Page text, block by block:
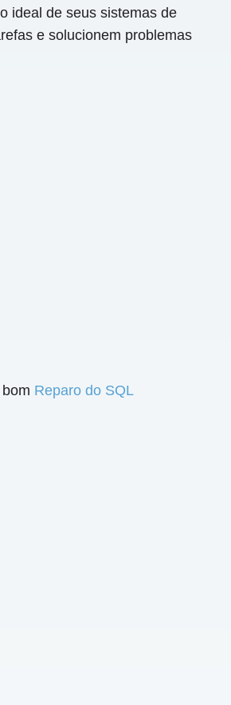
ideal de seus sistemas de
e solucionem problemas
Reparo do SQL